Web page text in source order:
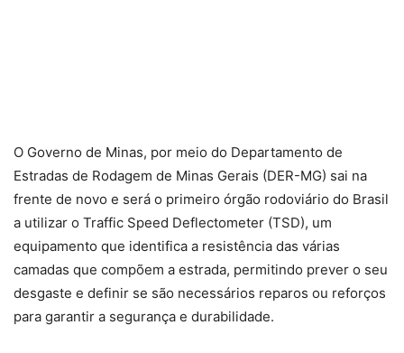
O Governo de Minas, por meio do Departamento de
Estradas de Rodagem de Minas Gerais (DER-MG) sai na
frente de novo e será o primeiro órgão rodoviário do Brasil
a utilizar o Traffic Speed Deflectometer (TSD), um
equipamento que identifica a resistência das várias
camadas que compõem a estrada, permitindo prever o seu
desgaste e definir se são necessários reparos ou reforços
para garantir a segurança e durabilidade.